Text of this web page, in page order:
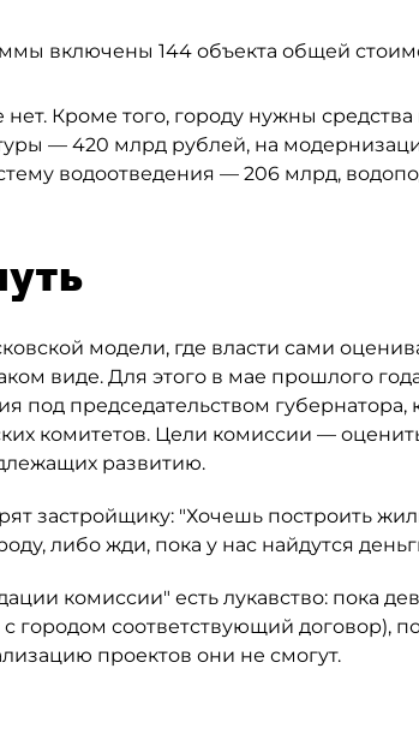
включены 144 объекта общей
Кроме того, городу нужны средства
— 420 млрд рублей, на
водоотведения — 206 млрд,
модели, где власти сами
виде. Для этого в мае прошлого
под председательством губернатора,
комитетов. Цели комиссии —
развитию.
застройщику: "Хочешь построить
либо жди, пока у нас найдутся
комиссии" есть лукавство: пока
городом соответствующий договор),
проектов они не смогут.